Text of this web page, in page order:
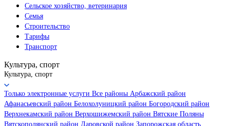
Сельское хозяйство, ветеринария
Семья
Строительство
Тарифы
Транспорт
Культура, спорт
Культура, спорт
Только электронные услуги Все районы Арбажский район
Афанасьевский район Белохолуницкий район Богородский район
Верхнекамский район Верхошижемский район Вятские Поляны
Вятскополянский район Даровской район Запорожская область